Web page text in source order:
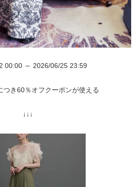
00:00 ～ 2026/06/25 23:59
つき60％オフクーポンが使える
↓↓↓